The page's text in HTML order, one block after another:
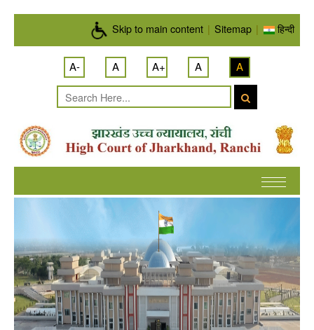
Skip to main content | Sitemap | हिन्दी
A- A A+ A A